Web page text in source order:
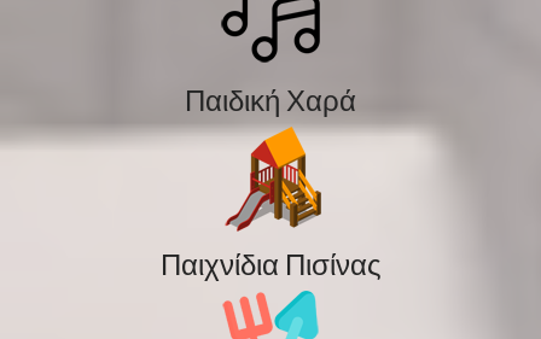
Παιδική Χαρά
Παιχνίδια Πισίνας